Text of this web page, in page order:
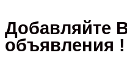
Добавляйте
объявления !